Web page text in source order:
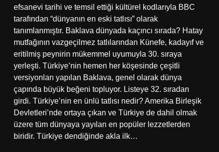
efsanevi tarihi ve temsil ettiği kültürel kodlarıyla BBC
tarafından “dünyanın en eski tatlısı” olarak
tanımlanmıştır. Baklava dünyada kaçıncı sırada? Hatay
mutfağının vazgeçilmez tatlılarından Künefe, kadayıf ve
eritilmiş peynirin mükemmel uyumuyla 30. sıraya
yerleşti. Türkiye’nin hemen her köşesinde çeşitli
versiyonları yapılan Baklava, genel olarak dünya
çapında büyük beğeni topluyor. Listeye 32. sıradan
girdi. Türkiye’nin en ünlü tatlısı nedir? Amerika Birleşik
Devletleri’nde ortaya çıkan ve Türkiye de dahil olmak
üzere tüm dünyaya yayılan en popüler lezzetlerden
biridir. Türkiye dendiğinde akla ilk…